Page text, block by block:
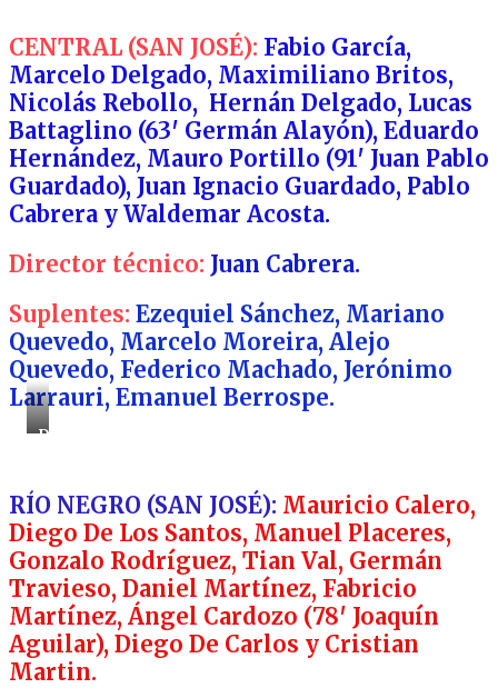
CENTRAL (SAN JOSÉ): Fabio García,
Marcelo Delgado, Maximiliano Britos,
Nicolás Rebollo, Hernán Delgado, Lucas
Battaglino (63′ Germán Alayón), Eduardo
Hernández, Mauro Portillo (91′ Juan Pablo
Guardado), Juan Ignacio Guardado, Pablo
Cabrera y Waldemar Acosta.
Director técnico: Juan Cabrera.
Suplentes: Ezequiel Sánchez, Mariano
Quevedo, Marcelo Moreira, Alejo
Quevedo, Federico Machado, Jerónimo
Larrauri, Emanuel Berrospe.
Director
RÍO NEGRO (SAN JOSÉ): Mauricio Calero,
Diego De Los Santos, Manuel Placeres,
Gonzalo Rodríguez, Tian Val, Germán
Travieso, Daniel Martínez, Fabricio
Martínez, Ángel Cardozo (78′ Joaquín
Aguilar), Diego De Carlos y Cristian
Martin.